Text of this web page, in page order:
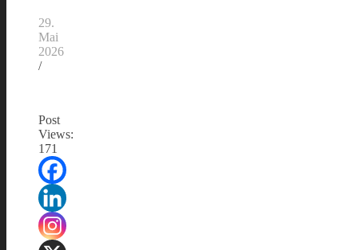
29.
Mai
2026
/
Post
Views:
171